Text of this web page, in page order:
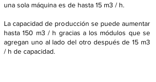
una sola máquina es de hasta 15 m3 / h.
La capacidad de producción se puede aumentar
hasta 150 m3 / h gracias a los módulos que se
agregan uno al lado del otro después de 15 m3
/ h de capacidad.